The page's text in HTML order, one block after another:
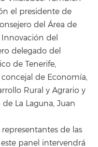
el presidente de
del Área de
del
delegado del
de Tenerife,
de Economía,
Rural y Agrario y
La Laguna, Juan
de las
panel intervendrá